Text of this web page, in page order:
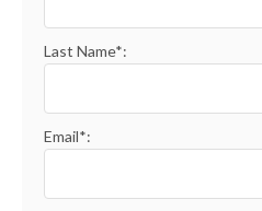
Last Name*:
Email*: